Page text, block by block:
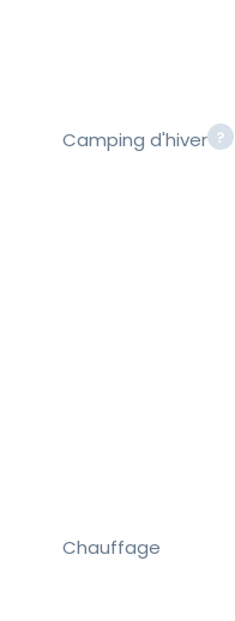
Camping d'hiver
Chauffage